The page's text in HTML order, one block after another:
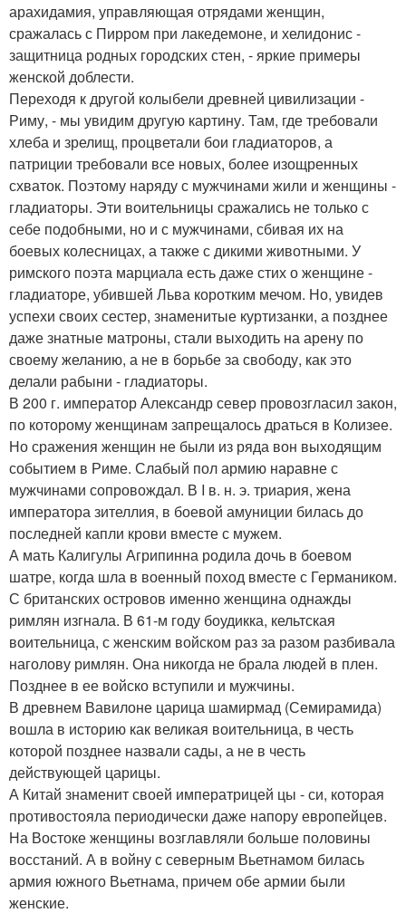
арахидамия, управляющая отрядами женщин,
сражалась с Пирром при лакедемоне, и хелидонис -
защитница родных городских стен, - яркие примеры
женской доблести.
Переходя к другой колыбели древней цивилизации -
Риму, - мы увидим другую картину. Там, где требовали
хлеба и зрелищ, процветали бои гладиаторов, а
патриции требовали все новых, более изощренных
схваток. Поэтому наряду с мужчинами жили и женщины -
гладиаторы. Эти воительницы сражались не только с
себе подобными, но и с мужчинами, сбивая их на
боевых колесницах, а также с дикими животными. У
римского поэта марциала есть даже стих о женщине -
гладиаторе, убившей Льва коротким мечом. Но, увидев
успехи своих сестер, знаменитые куртизанки, а позднее
даже знатные матроны, стали выходить на арену по
своему желанию, а не в борьбе за свободу, как это
делали рабыни - гладиаторы.
В 200 г. император Александр север провозгласил закон,
по которому женщинам запрещалось драться в Колизее.
Но сражения женщин не были из ряда вон выходящим
событием в Риме. Слабый пол армию наравне с
мужчинами сопровождал. В I в. н. э. триария, жена
императора зителлия, в боевой амуниции билась до
последней капли крови вместе с мужем.
А мать Калигулы Агрипинна родила дочь в боевом
шатре, когда шла в военный поход вместе с Германиком.
С британских островов именно женщина однажды
римлян изгнала. В 61-м году боудикка, кельтская
воительница, с женским войском раз за разом разбивала
наголову римлян. Она никогда не брала людей в плен.
Позднее в ее войско вступили и мужчины.
В древнем Вавилоне царица шамирмад (Семирамида)
вошла в историю как великая воительница, в честь
которой позднее назвали сады, а не в честь
действующей царицы.
А Китай знаменит своей императрицей цы - си, которая
противостояла периодически даже напору европейцев.
На Востоке женщины возглавляли больше половины
восстаний. А в войну с северным Вьетнамом билась
армия южного Вьетнама, причем обе армии были
женские.